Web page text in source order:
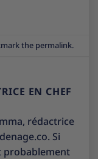
the permalink.
EN CHEF
rédactrice
Si
probablement